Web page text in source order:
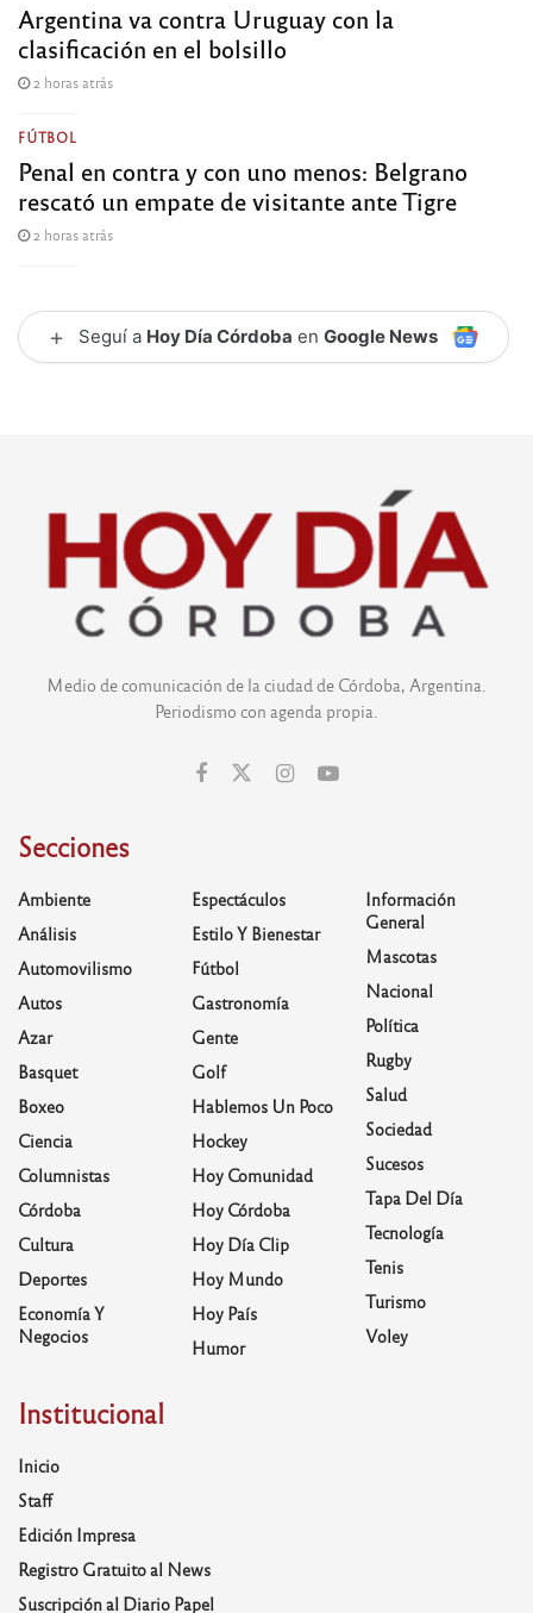
Argentina va contra Uruguay con la
clasificación en el bolsillo
2 horas atrás
FÚTBOL
Penal en contra y con uno menos: Belgrano
rescató un empate de visitante ante Tigre
2 horas atrás
+ Seguí a Hoy Día Córdoba en Google News
Medio de comunicación de la ciudad de Córdoba, Argentina.
Periodismo con agenda propia.
Secciones
Ambiente
Análisis
Automovilismo
Autos
Azar
Basquet
Boxeo
Ciencia
Columnistas
Córdoba
Cultura
Deportes
Economía Y
Negocios
Espectáculos
Estilo Y Bienestar
Fútbol
Gastronomía
Gente
Golf
Hablemos Un Poco
Hockey
Hoy Comunidad
Hoy Córdoba
Hoy Día Clip
Hoy Mundo
Hoy País
Humor
Información
General
Mascotas
Nacional
Política
Rugby
Salud
Sociedad
Sucesos
Tapa Del Día
Tecnología
Tenis
Turismo
Voley
Institucional
Inicio
Staff
Edición Impresa
Registro Gratuito al News
Suscripción al Diario Papel